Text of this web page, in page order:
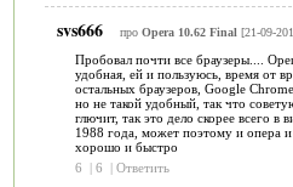
svs666 про Opera 10.62 Final [21-09-
Пробовал почти все браузеры....
удобная, ей и пользуюсь, время от
остальных браузеров, Google
но не такой удобный, так что
глючит, так это дело скорее всего в
1988 года, может поэтому и опера
хорошо и быстро
6
| 6 | Ответить